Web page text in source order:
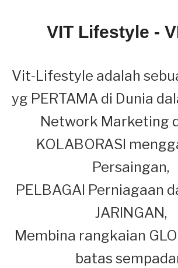
VIT Lifestyle -
Vit-Lifestyle adalah
yg PERTAMA di Dunia
Network Marketing
KOLABORASI
Persaingan,
PELBAGAI Perniagaan
JARINGAN,
Membina rangkaian
batas